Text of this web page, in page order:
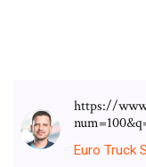
https://
Euro Truck